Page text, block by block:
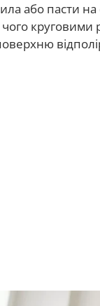
або пасти на
круговими